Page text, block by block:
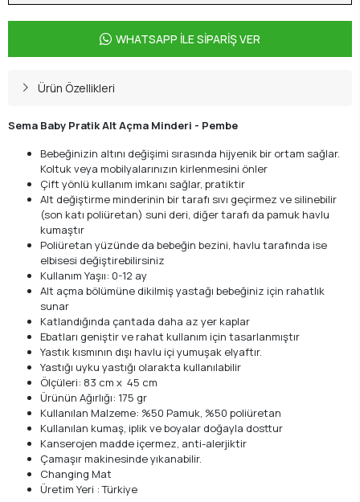
WHATSAPP İLE SİPARİŞ VER
Ürün Özellikleri
Sema Baby Pratik Alt Açma Minderi - Pembe
Bebeğinizin altını değişimi sırasında hijyenik bir ortam sağlar.
Koltuk veya mobilyalarınızın kirlenmesini önler
Çift yönlü kullanım imkanı sağlar, pratiktir
Alt değiştirme minderinin bir tarafı sıvı geçirmez ve silinebilir
(son katı poliüretan) suni deri, diğer tarafı da pamuk havlu
kumaştır
Poliüretan yüzünde da bebeğin bezini, havlu tarafında ise
elbisesi değiştirebilirsiniz
Kullanım Yaşıı: 0-12 ay
Alt açma bölümüne dikilmiş yastağı bebeğiniz için rahatlık
sunar
Katlandığında çantada daha az yer kaplar
Ebatları geniştir ve rahat kullanım için tasarlanmıştır
Yastık kısmının dışı havlu içi yumuşak elyaftır.
Yastığı uyku yastığı olarakta kullanılabilir
Ölçüleri: 83 cm x 45 cm
Ürünün Ağırlığı: 175 gr
Kullanılan Malzeme: %50 Pamuk, %50 poliüretan
Kullanılan kumaş, iplik ve boyalar doğayla dosttur
Kanserojen madde içermez, anti-alerjiktir
Çamaşır makinesinde yıkanabilir.
Changing Mat
Üretim Yeri : Türkiye